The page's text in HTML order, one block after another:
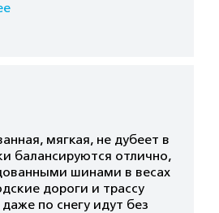
мягкая, не дубеет в
балансируются отлично,
шинами в весах
дороги и трассу
по снегу идут без